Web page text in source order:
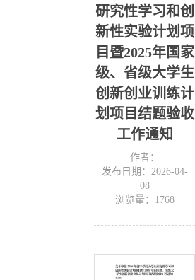
研究性学习和创
新性实验计划项
目暨2025年国家
级、省级大学生
创新创业训练计
划项目结题验收
工作通知
作者：
发布日期：2026-04-
08
浏览量： 1768